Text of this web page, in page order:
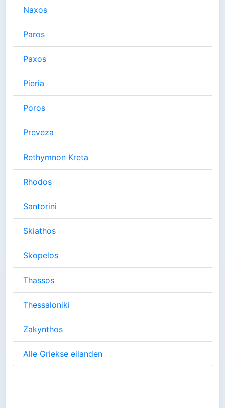
Naxos
Paros
Paxos
Pieria
Poros
Preveza
Rethymnon Kreta
Rhodos
Santorini
Skiathos
Skopelos
Thassos
Thessaloniki
Zakynthos
Alle Griekse eilanden